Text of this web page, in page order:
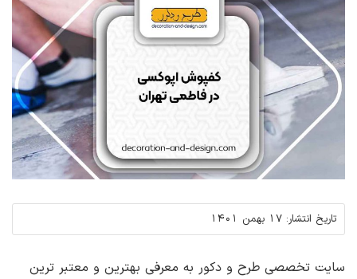
تاریخ انتشار: 17 بهمن 1401
سایت تخصصی طرح و دکور به معرفی بهترین و معتبر ترین